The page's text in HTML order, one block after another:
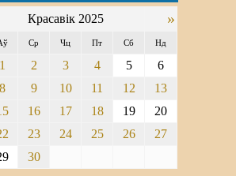
Красавік 2025 »
Ср Чц Пт Сб Нд
1 2 3 4 5
6
8 9 10 11 12
13
16 17 18 19
20
23 24 25 26
27
30